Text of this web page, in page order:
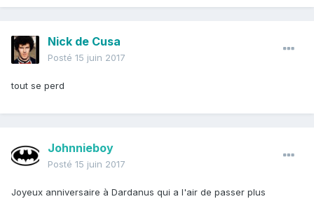
Nick de Cusa
Posté 15 juin 2017
tout se perd
Johnnieboy
Posté 15 juin 2017
Joyeux anniversaire à Dardanus qui a l'air de passer plus